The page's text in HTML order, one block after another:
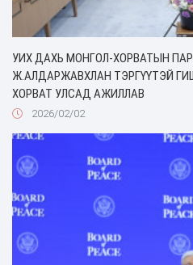
УИХ ДАХЬ МОНГОЛ-ХОРВАТЫН
Ж.АЛДАРЖАВХЛАН ТЭРГҮҮТЭЙ
ХОРВАТ УЛСАД АЖИЛЛАВ
2026/02/02